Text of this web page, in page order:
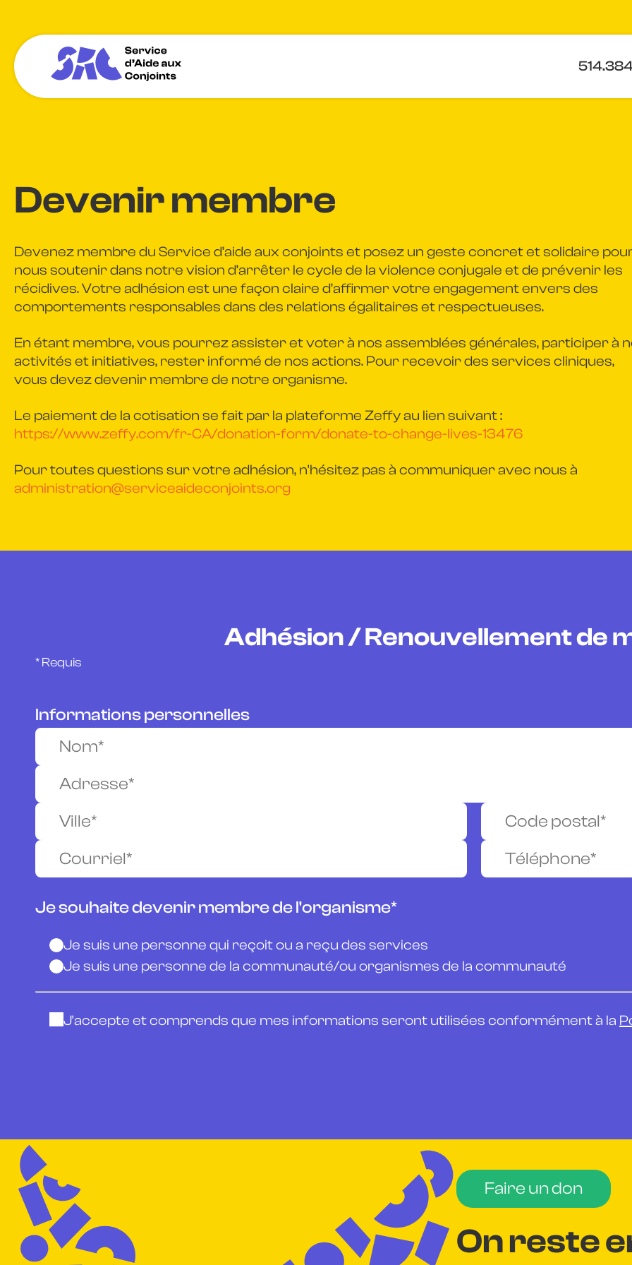
Devenir membre
Devenez membre du Service d’aide aux conjoints et posez un geste concret et solidaire
nous soutenir dans notre vision d’arrêter le cycle de la violence conjugale et de prévenir les
récidives. Votre adhésion est une façon claire d’affirmer votre engagement envers des
comportements responsables dans des relations égalitaires et respectueuses.
En étant membre, vous pourrez assister et voter à nos assemblées générales, participer à
activités et initiatives, rester informé de nos actions. Pour recevoir des services cliniques,
vous devez devenir membre de notre organisme.
Le paiement de la cotisation se fait par la plateforme Zeffy au lien suivant :
https://www.zeffy.com/fr-CA/donation-form/donate-to-change-lives-13476
Pour toutes questions sur votre adhésion, n'hésitez pas à communiquer avec nous à
administration@serviceaideconjoints.org
Adhésion / Renouvellement de
* Requis
Informations personnelles
Je souhaite devenir membre de l'organisme*
Je suis une personne qui reçoit ou a reçu des services
Je suis une personne de la communauté/ou organismes de la communauté
J'accepte et comprends que mes informations seront utilisées conformément à la
Faire un don
On reste